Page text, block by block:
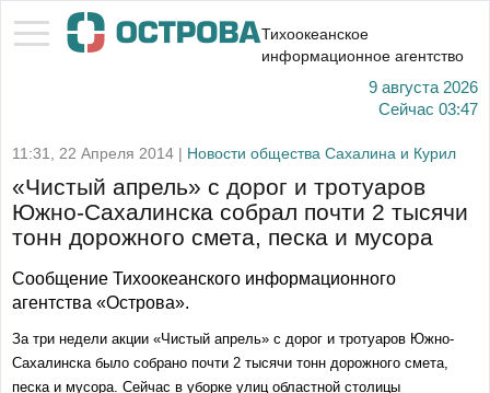
Тихоокеанское
информационное агентство
9 августа 2026
Сейчас 03:47
11:31, 22 Апреля 2014 | Новости общества Сахалина и Курил
«Чистый апрель» с дорог и тротуаров
Южно-Сахалинска собрал почти 2 тысячи
тонн дорожного смета, песка и мусора
Сообщение Тихоокеанского информационного
агентства «Острова».
За три недели акции «Чистый апрель» с дорог и тротуаров Южно-
Сахалинска было собрано почти 2 тысячи тонн дорожного смета,
песка и мусора. Сейчас в уборке улиц областной столицы